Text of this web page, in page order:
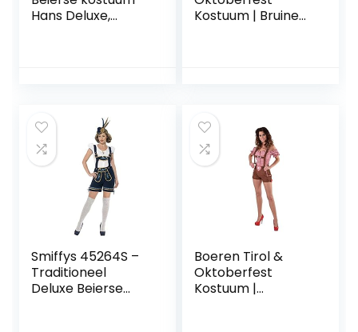
Hans Deluxe,
Kostuum | Bruine
Verkleedkleding
Smiffys 45264S –
Traditioneel
Deluxe Beierse
Boeren Tirol &
Oktoberfest
Kostuum |